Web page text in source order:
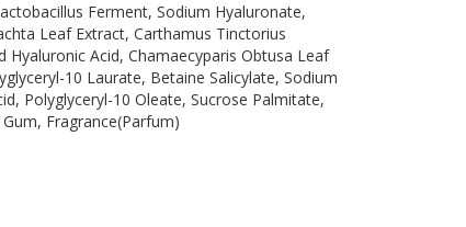
Ferment, Sodium Hyaluronate,
Leaf Extract, Carthamus Tinctorius
Hyaluronic Acid, Chamaecyparis Obtusa Leaf
10 Laurate, Betaine Salicylate, Sodium
Polyglyceryl-10 Oleate, Sucrose Palmitate,
Fragrance(Parfum)